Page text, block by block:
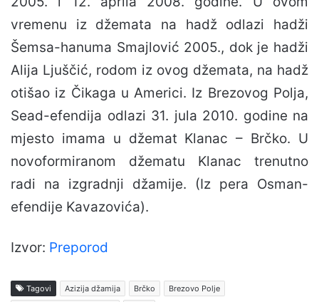
vremenu iz džemata na hadž odlazi hadži
Šemsa-hanuma Smajlović 2005., dok je hadži
Alija Ljuščić, rodom iz ovog džemata, na hadž
otišao iz Čikaga u Americi. Iz Brezovog Polja,
Sead-efendija odlazi 31. jula 2010. godine na
mjesto imama u džemat Klanac – Brčko. U
novoformiranom džematu Klanac trenutno
radi na izgradnji džamije. (Iz pera Osman-
efendije Kavazovića).
Izvor: Preporod
Tagovi Azizija džamija Brčko
Brezovo Polje